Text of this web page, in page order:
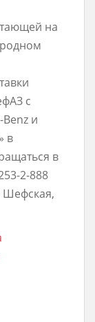
на
с
и
в
в
2-888
Шефская,